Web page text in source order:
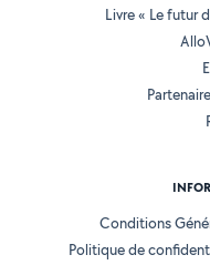
Livre « Le futur
Conditions
Politique de